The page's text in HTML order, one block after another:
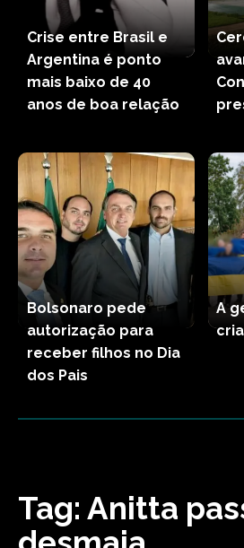
Crise entre Brasil e
Argentina é ponto
mais baixo de 40
anos de boa relação
Bolsonaro pede
autorização para
receber filhos no Dia
dos Pais
A
Tag: Anitta